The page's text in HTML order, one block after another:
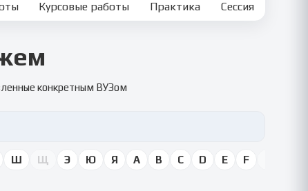
Курсовые работы Практика Сессия
конкретным ВУЗом
Ш Щ Э Ю Я A B C D E F